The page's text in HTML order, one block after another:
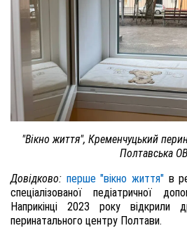
"Вікно життя", Кременчуцький
Полтавська
Довідково: перше "вікно життя"в
спеціалізованої педіатричної
Наприкінці 2023 року відкрили
перинатального центру Полтави.